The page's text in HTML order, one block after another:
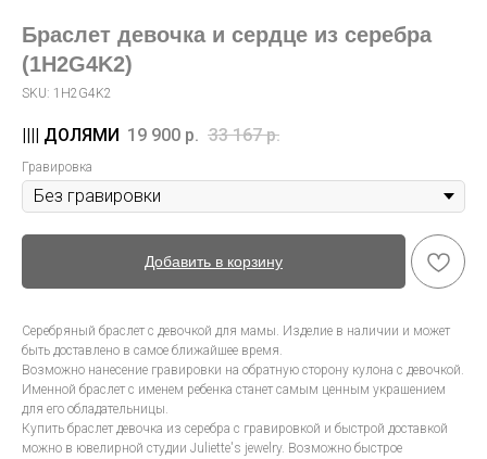
Браслет девочка и сердце из серебра
(1H2G4K2)
SKU: 1H2G4K2
19 900 р. 33 167 р.
Гравировка
Добавить в корзину
Серебряный браслет с девочкой для мамы. Изделие в наличии и может
быть доставлено в самое ближайшее время.
Возможно нанесение гравировки на обратную сторону кулона с девочкой.
Именной браслет с именем ребенка станет самым ценным украшением
для его обладательницы.
Купить браслет девочка из серебра с гравировкой и быстрой доставкой
можно в ювелирной студии Juliette's jewelry. Возможно быстрое